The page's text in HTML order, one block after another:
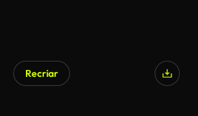
Recriar